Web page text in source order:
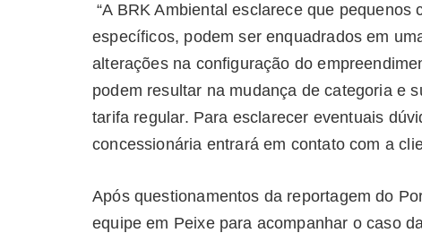
“A BRK Ambiental esclarece que
específicos, podem ser enquadrados em
alterações na configuração do
podem resultar na mudança de categoria e
tarifa regular. Para esclarecer eventuais
concessionária entrará em contato com a
Após questionamentos da reportagem do
equipe em Peixe para acompanhar o caso